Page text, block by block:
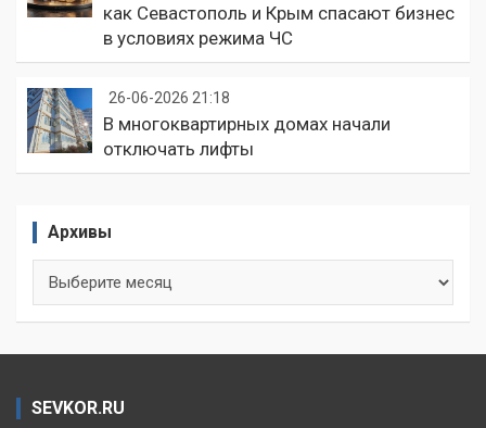
как Севастополь и Крым спасают бизнес
в условиях режима ЧС
26-06-2026 21:18
В многоквартирных домах начали
отключать лифты
Архивы
SEVKOR.RU